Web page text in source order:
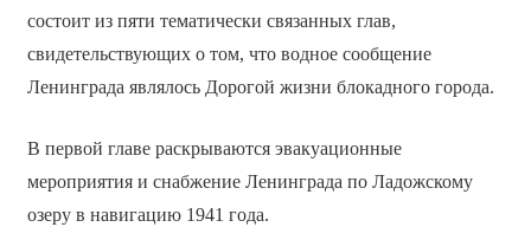
состоит из пяти тематически связанных глав,
свидетельствующих о том, что водное сообщение
Ленинграда являлось Дорогой жизни блокадного города.
В первой главе раскрываются эвакуационные
мероприятия и снабжение Ленинграда по Ладожскому
озеру в навигацию 1941 года.